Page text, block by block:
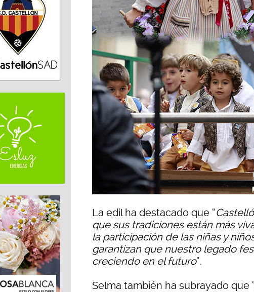
La edil ha destacado que “
que sus tradiciones están más
la participación de las niñas y
garantizan que nuestro legado
creciendo en el futuro”.
Selma también ha subrayado que